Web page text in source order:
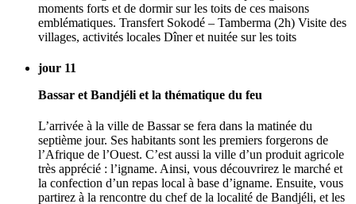
moments forts et de dormir sur les toits de ces maisons
emblématiques. Transfert Sokodé – Tamberma (2h) Visite des
villages, activités locales Dîner et nuitée sur les toits
jour 11
Bassar et Bandjéli et la thématique du feu
L’arrivée à la ville de Bassar se fera dans la matinée du
septième jour. Ses habitants sont les premiers forgerons de
l’Afrique de l’Ouest. C’est aussi la ville d’un produit agricole
très apprécié : l’igname. Ainsi, vous découvrirez le marché et
la confection d’un repas local à base d’igname. Ensuite, vous
partirez à la rencontre du chef de la localité de Bandjéli, et les